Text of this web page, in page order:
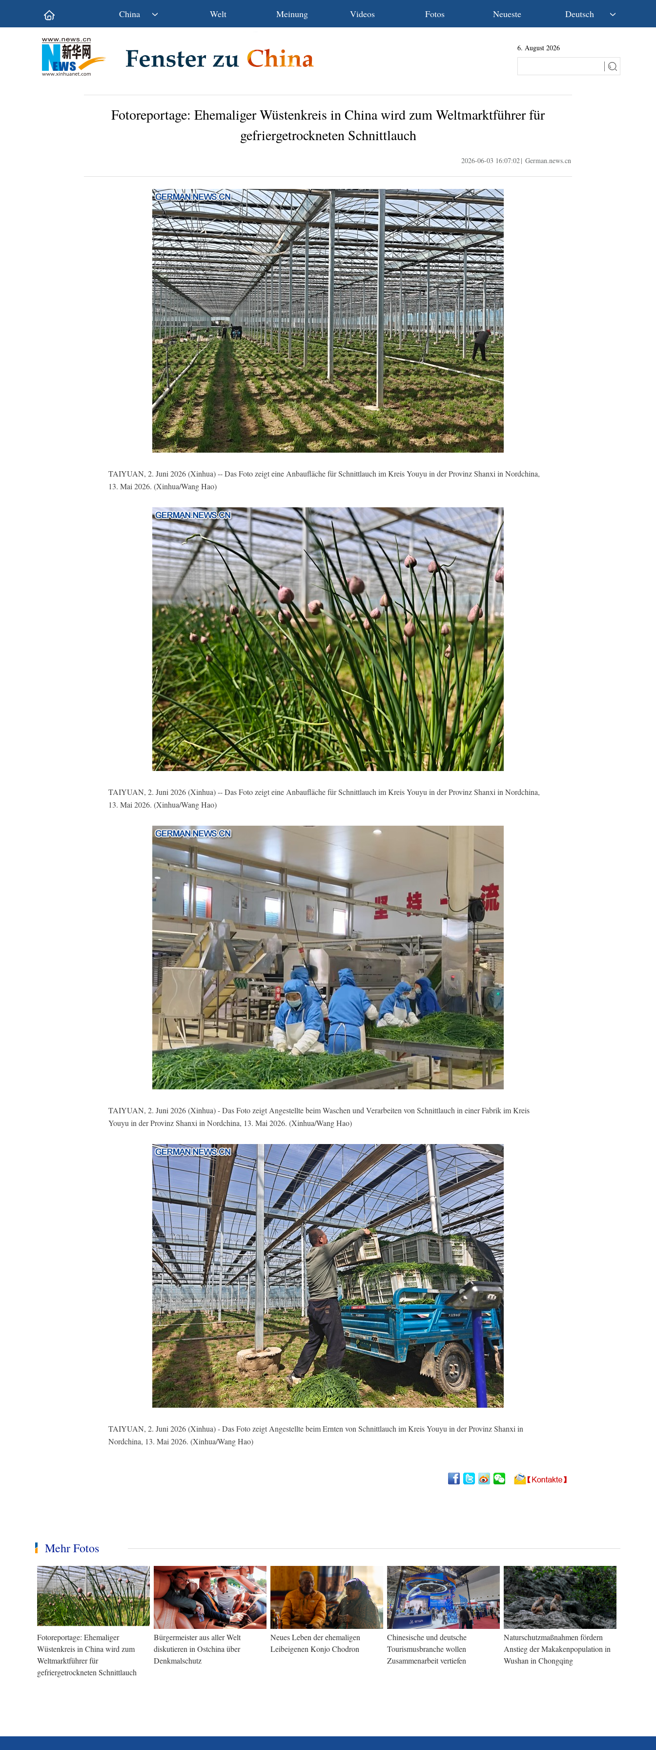
China
Wirtschaft
Kultur&Reise
Welt Meinung Videos Fotos Neueste Deutsch
Français
6. August 2026
Fotoreportage: Ehemaliger Wüstenkreis in China wird zum Weltmarktführer für
gefriergetrockneten Schnittlauch
2026-06-03 16:07:02| German.news.cn
TAIYUAN, 2. Juni 2026 (Xinhua) -- Das Foto zeigt eine Anbaufläche für Schnittlauch im Kreis Youyu in der Provinz Shanxi in Nordchina,
13. Mai 2026. (Xinhua/Wang Hao)
TAIYUAN, 2. Juni 2026 (Xinhua) -- Das Foto zeigt eine Anbaufläche für Schnittlauch im Kreis Youyu in der Provinz Shanxi in Nordchina,
13. Mai 2026. (Xinhua/Wang Hao)
TAIYUAN, 2. Juni 2026 (Xinhua) - Das Foto zeigt Angestellte beim Waschen und Verarbeiten von Schnittlauch in einer Fabrik im Kreis
Youyu in der Provinz Shanxi in Nordchina, 13. Mai 2026. (Xinhua/Wang Hao)
TAIYUAN, 2. Juni 2026 (Xinhua) - Das Foto zeigt Angestellte beim Ernten von Schnittlauch im Kreis Youyu in der Provinz Shanxi in
Nordchina, 13. Mai 2026. (Xinhua/Wang Hao)
Mehr Fotos
Fotoreportage: Ehemaliger
Wüstenkreis in China wird zum
Weltmarktführer für
gefriergetrockneten Schnittlauch
Bürgermeister aus aller Welt
diskutieren in Ostchina über
Denkmalschutz
Neues Leben der ehemaligen
Leibeigenen Konjo Chodron
Chinesische und deutsche
Tourismusbranche wollen
Zusammenarbeit vertiefen
Naturschutzmaßnahmen fördern
Anstieg der Makakenpopulation in
Wushan in Chongqing